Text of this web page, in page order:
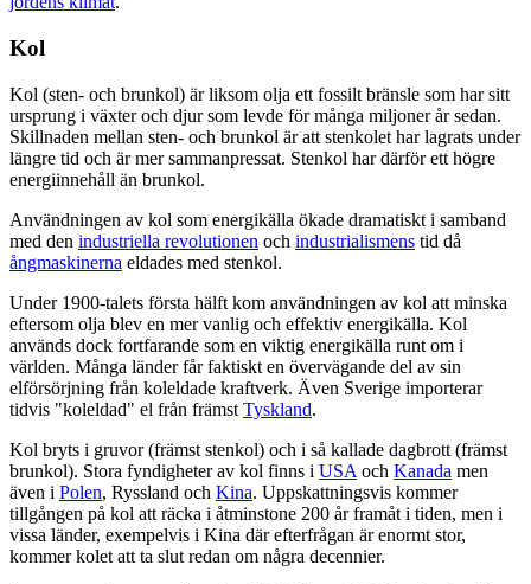
Kol
Kol (sten- och brunkol) är liksom olja ett fossilt bränsle som har sitt
ursprung i växter och djur som levde för många miljoner år sedan.
Skillnaden mellan sten- och brunkol är att stenkolet har lagrats under
längre tid och är mer sammanpressat. Stenkol har därför ett högre
energiinnehåll än brunkol.
Användningen av kol som energikälla ökade dramatiskt i samband
med den industriella revolutionen och industrialismens tid då
ångmaskinerna eldades med stenkol.
Under 1900-talets första hälft kom användningen av kol att minska
eftersom olja blev en mer vanlig och effektiv energikälla. Kol
används dock fortfarande som en viktig energikälla runt om i
världen. Många länder får faktiskt en övervägande del av sin
elförsörjning från koleldade kraftverk. Även Sverige importerar
tidvis "koleldad" el från främst Tyskland.
Kol bryts i gruvor (främst stenkol) och i så kallade dagbrott (främst
brunkol). Stora fyndigheter av kol finns i USA och Kanada men
även i Polen, Ryssland och Kina. Uppskattningsvis kommer
tillgången på kol att räcka i åtminstone 200 år framåt i tiden, men i
vissa länder, exempelvis i Kina där efterfrågan är enormt stor,
kommer kolet att ta slut redan om några decennier.